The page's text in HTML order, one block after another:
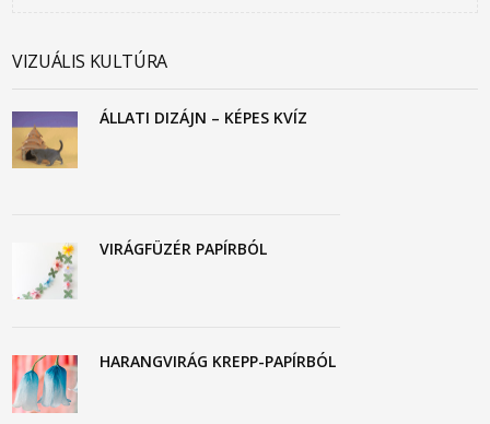
VIZUÁLIS KULTÚRA
ÁLLATI DIZÁJN – KÉPES KVÍZ
VIRÁGFÜZÉR PAPÍRBÓL
HARANGVIRÁG KREPP-PAPÍRBÓL